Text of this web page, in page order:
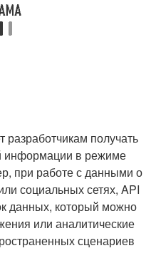
разработчикам получать
информации в ​режиме
при работе с данными о
социальных сетях, API
данных, который можно
или аналитические
сценариев